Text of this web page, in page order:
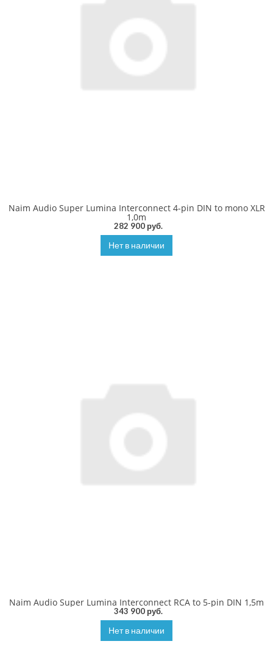
Naim Audio Super Lumina Interconnect 4-pin DIN to mono XLR
1,0m
282 900 руб.
Нет в наличии
Naim Audio Super Lumina Interconnect RCA to 5-pin DIN 1,5m
343 900 руб.
Нет в наличии